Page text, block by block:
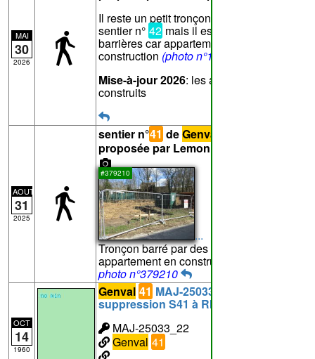
MAI
30
2026
Il reste un petit tronçon au départ du
sentier n° 42 mais il est barré par des
barrières car appartement en
construction (photo n°1)
Mise-à-jour 2026: les appartements sont
construits
AOUT
31
2025
sentier n°41 deGenval
proposée par Lemon pour le point
#379210
...
Tronçon barré par des barrières car
appartement en construction
photo n°379210
OCT
14
1960
Genval 41 MAJ-25033_22:
suppression S41 à RIXENSART
MAJ-25033_22
Genval 41